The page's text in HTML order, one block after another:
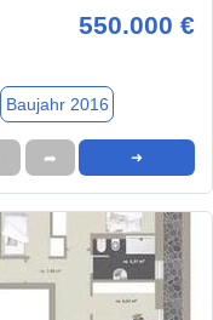
550.000 €
Baujahr 2016
➦ ➜